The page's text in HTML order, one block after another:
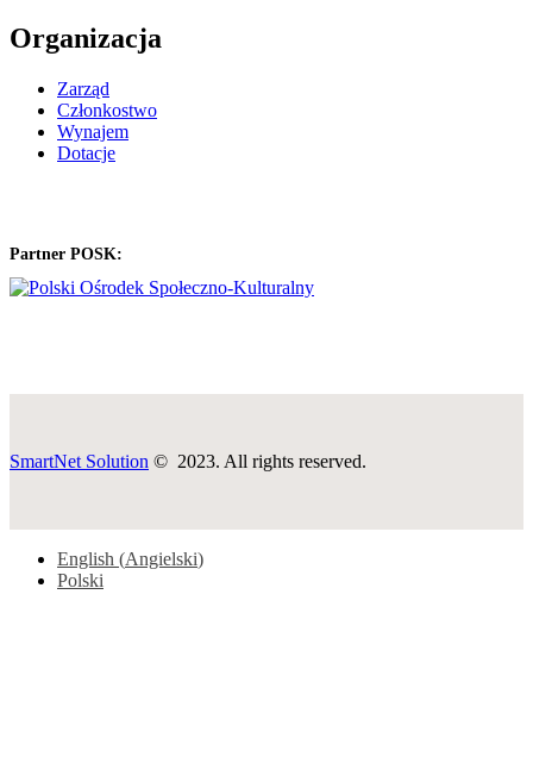
Organizacja
Zarząd
Członkostwo
Wynajem
Dotacje
Partner POSK:
SmartNet Solution © 2023. All rights reserved.
English (Angielski)
Polski